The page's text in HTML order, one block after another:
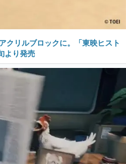
クリルブロックに。「東映ヒスト
より発売